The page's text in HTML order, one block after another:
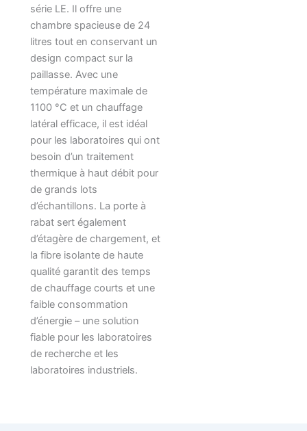
série LE. Il offre une
chambre spacieuse de 24
litres tout en conservant un
design compact sur la
paillasse. Avec une
température maximale de
1100 °C et un chauffage
latéral efficace, il est idéal
pour les laboratoires qui ont
besoin d’un traitement
thermique à haut débit pour
de grands lots
d’échantillons. La porte à
rabat sert également
d’étagère de chargement, et
la fibre isolante de haute
qualité garantit des temps
de chauffage courts et une
faible consommation
d’énergie – une solution
fiable pour les laboratoires
de recherche et les
laboratoires industriels.